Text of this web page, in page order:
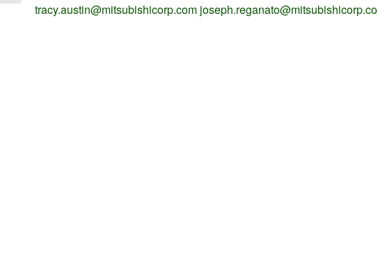
tracy.austin@mitsubishicorp.com joseph.reganato@mitsubishicorp.co